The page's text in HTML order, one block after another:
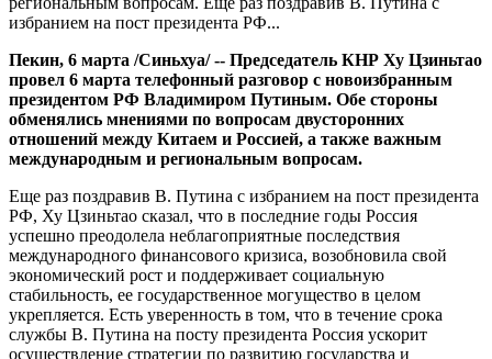
избранием на пост президента РФ...
Пекин, 6 марта /Синьхуа/ -- Председатель КНР Ху Цзиньтао
провел 6 марта телефонный разговор с новоизбранным
президентом РФ Владимиром Путиным. Обе стороны
обменялись мнениями по вопросам двусторонних
отношений между Китаем и Россией, а также важным
международным и региональным вопросам.
Еще раз поздравив В. Путина с избранием на пост президента
РФ, Ху Цзиньтао сказал, что в последние годы Россия
успешно преодолела неблагоприятные последствия
международного финансового кризиса, возобновила свой
экономический рост и поддерживает социальную
стабильность, ее государственное могущество в целом
укрепляется. Есть уверенность в том, что в течение срока
службы В. Путина на посту президента Россия ускорит
осуществление стратегии по развитию государства и